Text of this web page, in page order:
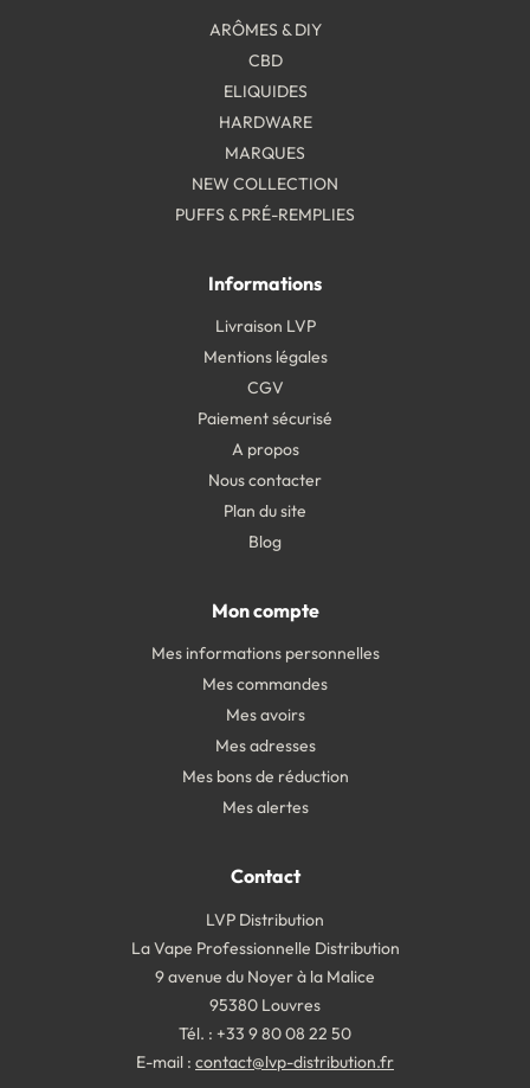
ARÔMES & DIY
CBD
ELIQUIDES
HARDWARE
MARQUES
NEW COLLECTION
PUFFS & PRÉ-REMPLIES
Informations
Livraison LVP
Mentions légales
CGV
Paiement sécurisé
A propos
Nous contacter
Plan du site
Blog
Mon compte
Mes informations personnelles
Mes commandes
Mes avoirs
Mes adresses
Mes bons de réduction
Mes alertes
Contact
LVP Distribution
La Vape Professionnelle Distribution
9 avenue du Noyer à la Malice
95380 Louvres
Tél. : +33 9 80 08 22 50
E-mail : contact@lvp-distribution.fr